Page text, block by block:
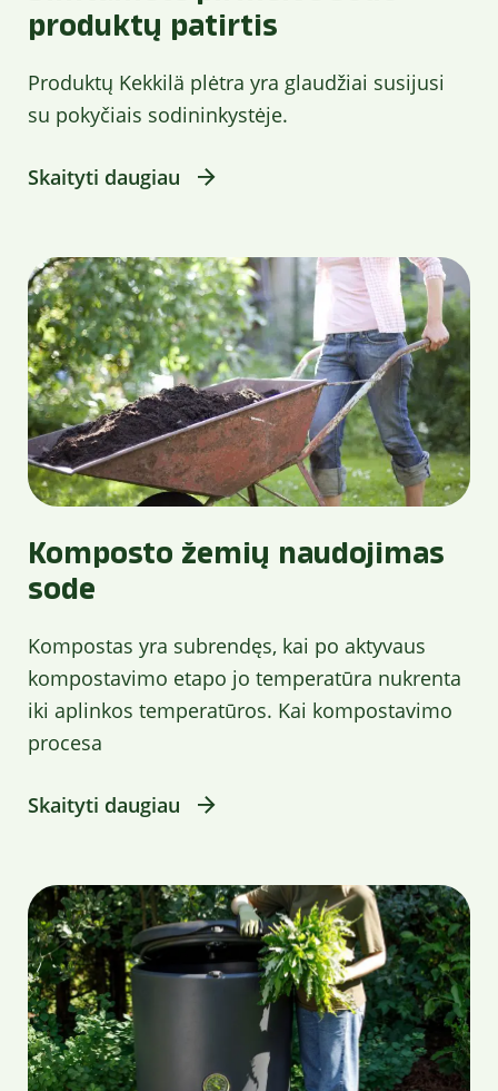
produktų patirtis
Produktų Kekkilä plėtra yra glaudžiai susijusi
su pokyčiais sodininkystėje.
Skaityti daugiau
Komposto žemių naudojimas
sode
Kompostas yra subrendęs, kai po aktyvaus
kompostavimo etapo jo temperatūra nukrenta
iki aplinkos temperatūros. Kai kompostavimo
procesa
Skaityti daugiau